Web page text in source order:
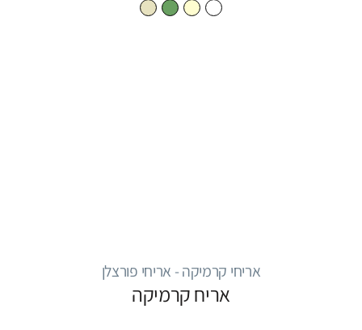
אריחי קרמיקה - אריחי פורצלן
אריח קרמיקה